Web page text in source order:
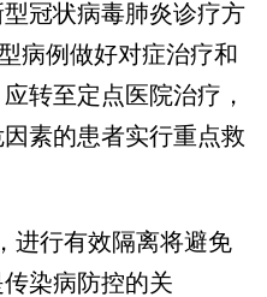
冠状病毒肺炎诊疗方
病例做好对症治疗和
转至定点医院治疗，
素的患者实行重点救
行有效隔离将避免
染病防控的关